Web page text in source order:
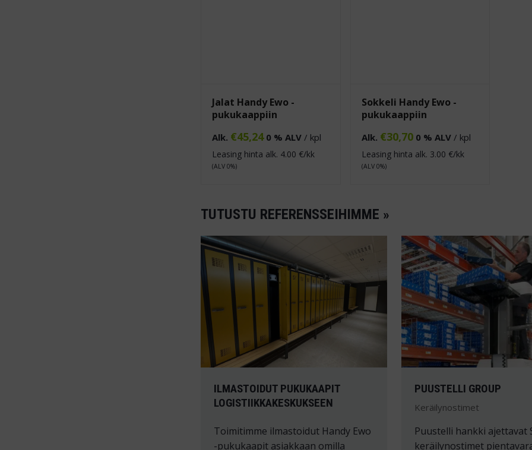
Jalat Handy Ewo -
pukukaappiin
Alk. €45,24 0 % ALV / kpl
Leasing hinta alk. 4.00 €/kk
(ALV 0%)
Sokkeli Handy Ewo -
pukukaappiin
Alk. €30,70 0 % ALV/ kpl
Leasing hinta alk. 3.00 €/kk
(ALV 0%)
TUTUSTU REFERENSSEIHIMME »
ILMASTOIDUT PUKUKAAPIT
LOGISTIIKKAKESKUKSEEN
Toimitimme ilmastoidut Handy Ewo
-pukukaapit asiakkaan omilla
PUUSTELLI GROUP
Keräilynostimet
Puustelli hankki ajettavat
keräilynostimet